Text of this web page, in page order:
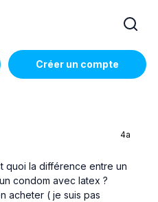
Créer un compte
4a
quoi la différence entre un
condom avec latex ?
acheter ( je suis pas